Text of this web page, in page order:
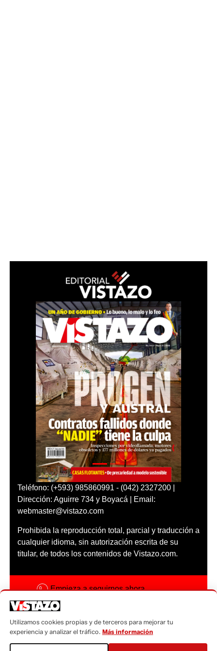
Teléfono: (+593) 985860991 - (042) 2327200 |
Dirección: Aguirre 734 y Boyacá | Email:
webmaster@vistazo.com
Prohibida la reproducción total, parcial y traducción a
cualquier idioma, sin autorización escrita de su
titular, de todos los contenidos de Vistazo.com.
Empieza a seguirnos ahora
Código ética
Sugerencias a:
Utilizamos cookies propias y de terceros para mejorar tu
experiencia y analizar el tráfico. Más información